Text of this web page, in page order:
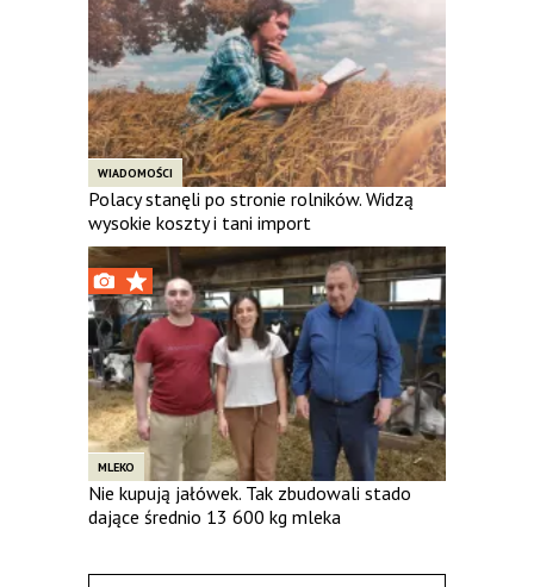
WIADOMOŚCI
Polacy stanęli po stronie rolników. Widzą
wysokie koszty i tani import
MLEKO
Nie kupują jałówek. Tak zbudowali stado
dające średnio 13 600 kg mleka